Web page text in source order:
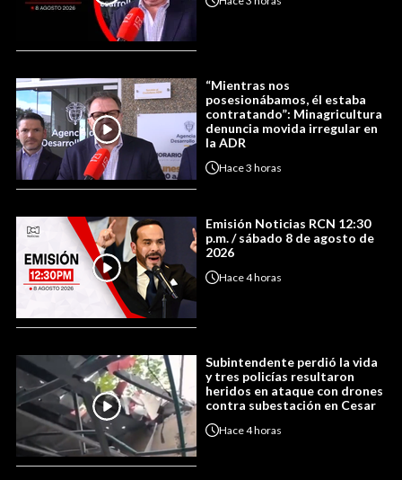
“Mientras nos
posesionábamos, él estaba
contratando”: Minagricultura
denuncia movida irregular en
la ADR
Hace3 horas
Emisión Noticias RCN 12:30
p.m. / sábado 8 de agosto de
2026
Hace4 horas
Subintendente perdió la vida
y tres policías resultaron
heridos en ataque con drones
contra subestación en Cesar
Hace4 horas